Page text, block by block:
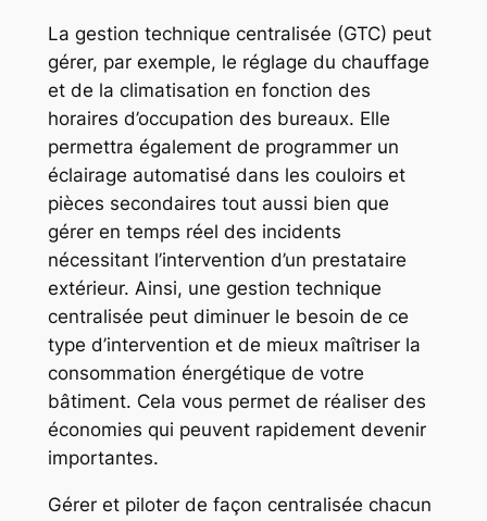
La gestion technique centralisée (GTC) peut
gérer, par exemple, le réglage du chauffage
et de la climatisation en fonction des
horaires d’occupation des bureaux. Elle
permettra également de programmer un
éclairage automatisé dans les couloirs et
pièces secondaires tout aussi bien que
gérer en temps réel des incidents
nécessitant l’intervention d’un prestataire
extérieur. Ainsi, une gestion technique
centralisée peut diminuer le besoin de ce
type d’intervention et de mieux maîtriser la
consommation énergétique de votre
bâtiment. Cela vous permet de réaliser des
économies qui peuvent rapidement devenir
importantes.
Gérer et piloter de façon centralisée chacun